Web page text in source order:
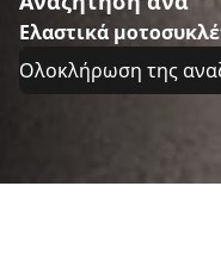
Ελαστικά
Ολοκλήρωση της